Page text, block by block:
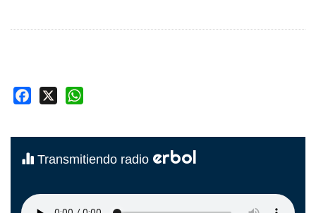
Facebook
Transmitiendo radio erbol